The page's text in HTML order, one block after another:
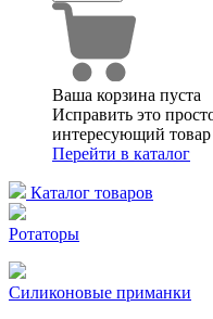
Ваша корзина пуста
Исправить это
интересующий
Перейти в каталог
Каталог товаров
Ротаторы
Силиконовые приманки